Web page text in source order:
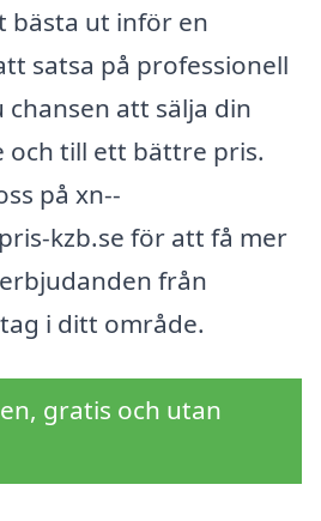
bästa ut inför en
satsa på professionell
att sälja din
och till ett bättre pris.
på xn--
kzb.se för att få mer
från
i ditt område.
gratis och utan